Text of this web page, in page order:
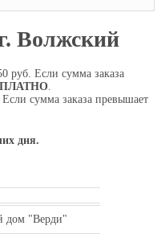
Волжский
руб. Если сумма заказа
сумма заказа превышает
дня.
дом "Верди"